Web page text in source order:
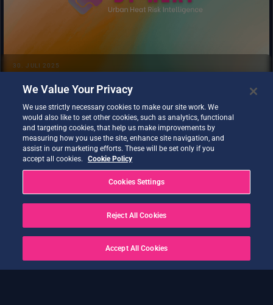
datengestützte Strategien zur Klimaresilienz durch
30. JULI 2025
Hitzerisiken
Zurück 1 2 3 4 5 6 7 8 9 10
13
14 15 16 17 18 19 Weiter
Weitere Veranstaltungen im Zusammenhang mit der Initiative
DestinE finden Sie
We Value Your Privacy
We use strictly necessary cookies to make our site work. We
would also like to set other cookies, such as analytics, functional
and targeting cookies, that help us make improvements by
measuring how you use the site, enhance site navigation, and
assist in our marketing efforts. These will be set only if you
accept all cookies.
Cookie Policy
Cookies Settings
Reject All Cookies
Accept All Cookies